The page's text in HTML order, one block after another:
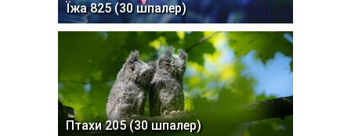
Їжа 825 (30 шпалер)
Птахи 205 (30 шпалер)